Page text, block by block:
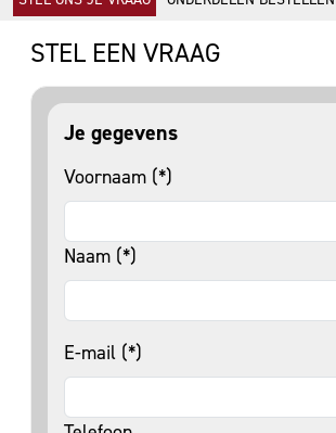
STEL EEN VRAAG
Je gegevens
Voornaam (*)
Naam (*)
E-mail (*)